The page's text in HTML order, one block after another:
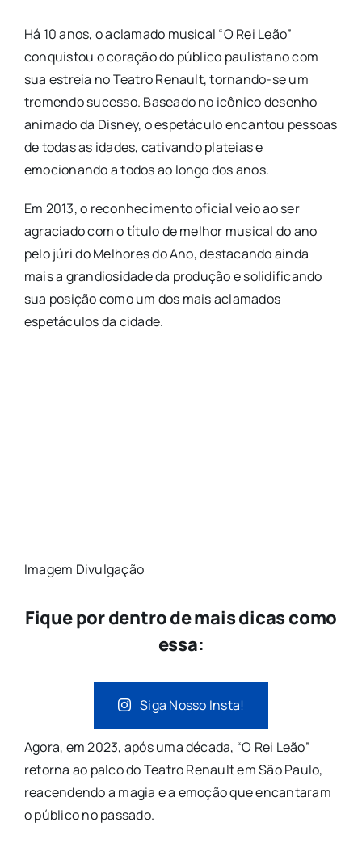
Há 10 anos, o aclamado musical “O Rei Leão”
conquistou o coração do público paulistano com
sua estreia no Teatro Renault, tornando-se um
tremendo sucesso. Baseado no icônico desenho
animado da Disney, o espetáculo encantou pessoas
de todas as idades, cativando plateias e
emocionando a todos ao longo dos anos.
Em 2013, o reconhecimento oficial veio ao ser
agraciado com o título de melhor musical do ano
pelo júri do Melhores do Ano, destacando ainda
mais a grandiosidade da produção e solidificando
sua posição como um dos mais aclamados
espetáculos da cidade.
Imagem Divulgação
Fique por dentro de mais dicas como
essa:
Siga Nosso Insta!
Agora, em 2023, após uma década, “O Rei Leão”
retorna ao palco do Teatro Renault em São Paulo,
reacendendo a magia e a emoção que encantaram
o público no passado.